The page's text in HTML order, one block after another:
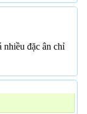
nhiều đặc ân chỉ